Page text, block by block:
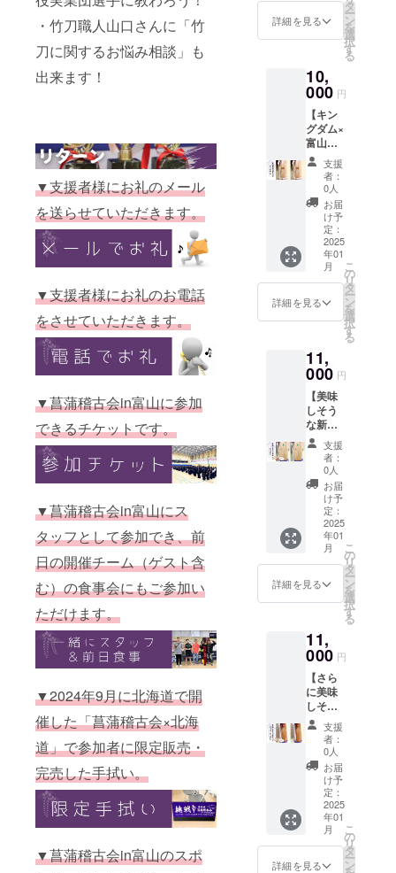
・竹刀職人山口さんに「竹
刀に関するお悩み相談」も
出来ます！
▼支援者様にお礼のメール
を送らせていただきます。
▼支援者様にお礼のお電話
をさせていただきます。
▼菖蒲稽古会in富山に参加
できるチケットです。
▼菖蒲稽古会in富山にス
タッフとして参加でき、前
日の開催チーム（ゲスト含
む）の食事会にもご参加い
ただけます。
▼2024年9月に北海道で開
催した「菖蒲稽古会×北海
道」で参加者に限定販売・
完売した手拭い。
▼菖蒲稽古会in富山のスポ
なり、
その場
がかか
りま
す。
けたい
方、少
ユーモ
アを大
切にさ
れてい
る方に
オスス
メの一
本で
す。 ※
当日お
渡しで
きな
かった
場合は
発送と
その場
合は別
りま
す。
保護者
の付添
保護者
様の飲
別途か
かりま
す。）
※前日の
開催
チーム
（ゲス
ト含
む）の
食事会
は18
時〜20
時の時
間帯で
場所は
CAMPF
IREメー
ルにて
お知ら
せいた
しま
す。
《ス
タッフ
につい
て》 ▼
以下を
楽しみ
ながら
サポー
トして
す。 ・
2024年
12月7日
(土)富山
大学第
一体育
館にて
開催 ・
剣友名
刺作成
＆交換
・体温
まるレ
クリ
・日本
もっと
楽しめ
古会in
富山の
応援に
繋がる
竹刀で
す。 ※
消費
税、送
料等を
含む金
額で
す。 ・
28〜38
サイズ
です。
39サイ
ズをご
ロス
39」の
ンをご
選択下
さい。
・新作
に目が
ない
方、他
の人と
持ち物
で差を
つけた
い方、
少年指
導関係
切にさ
れてい
る方に
オスス
メの一
本で
す。
詳細を見る
タ
ー
ン
を
選
択
す
る
10,
000 円
【キン
グダム×
富山
ver.28
〜38】
・あな
たの剣
道に笑
顔を。
剣道は
もっと
楽しめ
る。 ・
菖蒲稽
古会in
繋がる
富山開
催限定
販売竹
刀で
す。 ※
消費
税、送
料等を
含む金
額で
す。 ・
28〜38
サイズ
です。
39サイ
ズをご
グダム×
富山
リター
ンをご
選択下
さい。
・記念
品がお
好きな
方、他
の人と
持ち物
で差を
つけた
い方、
少年指
支援
者：
0人
お届
け予
定：
2025
年01
月
詳細を見る
こ
の
リ
タ
ー
ン
を
選
択
す
る
11,
000 円
【美味
しそう
な新作
竹刀
39】
チュロ
ス ・あ
なたの
剣道に
笑顔
を。剣
道は
もっと
楽しめ
る。 ・
富山の
応援に
繋がる
竹刀で
す。 ※
消費
税、送
料等を
含む金
額で
す。 ・
28〜38
サイズ
をご希
望の方
は
「チュ
支援
者：
0人
お届
け予
定：
2025
年01
月
詳細を見る
こ
の
リ
タ
ー
ン
を
選
択
す
る
11,
000 円
【さら
に美味
しそう
な新作
竹刀】
チョ
コ・
チュロ
ス34〜
38 ・あ
なたの
剣道に
笑顔
を。剣
支援
者：
0人
お届
け予
定：
2025
年01
月
詳細を見る
こ
の
リ
タ
ー
ン